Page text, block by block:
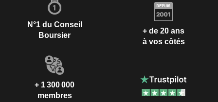
N°1 du Conseil
Boursier
+ de 20 ans
à vos côtés
+ 1 300 000
membres